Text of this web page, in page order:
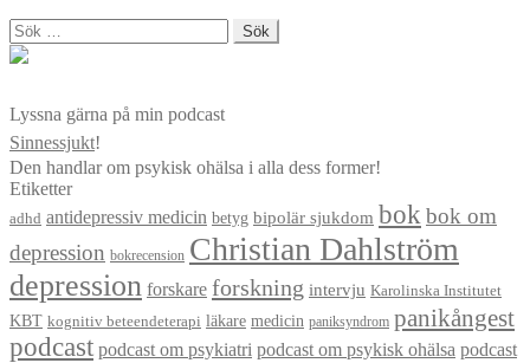
Sök
efter:
Lyssna gärna på min podcast
Sinnessjukt!
Den handlar om psykisk ohälsa i alla dess former!
Etiketter
adhd antidepressiv medicin betyg bipolär sjukdom bok bok om
depression bokrecension Christian Dahlström
depression forskare forskning intervju Karolinska Institutet
KBT kognitiv beteendeterapi läkare medicin paniksyndrom panikångest
podcast podcast om psykiatri podcast om psykisk ohälsa podcast